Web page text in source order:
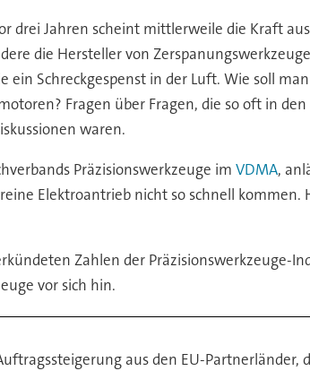
Jahren scheint mittlerweile die Kraft
die Hersteller von
Schreckgespenst in der Luft. Wie soll
Fragen über Fragen, die so oft in
waren.
Präzisionswerkzeuge im VDMA,
Elektroantrieb nicht so schnell
Zahlen der Präzisionswerkzeuge-
vor sich hin.
aus den EU-Partnerländer,